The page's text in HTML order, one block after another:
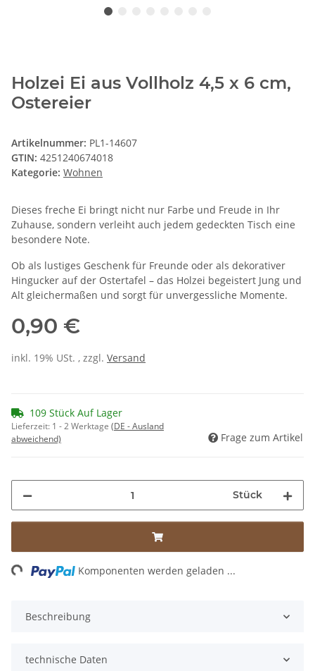
Holzei Ei aus Vollholz 4,5 x 6 cm,
Ostereier
Artikelnummer: PL1-14607
GTIN: 4251240674018
Kategorie: Wohnen
Dieses freche Ei bringt nicht nur Farbe und Freude in Ihr
Zuhause, sondern verleiht auch jedem gedeckten Tisch eine
besondere Note.
Ob als lustiges Geschenk für Freunde oder als dekorativer
Hingucker auf der Ostertafel – das Holzei begeistert Jung und
Alt gleichermaßen und sorgt für unvergessliche Momente.
0,90 €
inkl. 19% USt. , zzgl. Versand
109 Stück Auf Lager
Lieferzeit: 1 - 2 Werktage (DE - Ausland
abweichend)
Frage zum Artikel
Stück
Komponenten werden geladen ...
Beschreibung
technische Daten